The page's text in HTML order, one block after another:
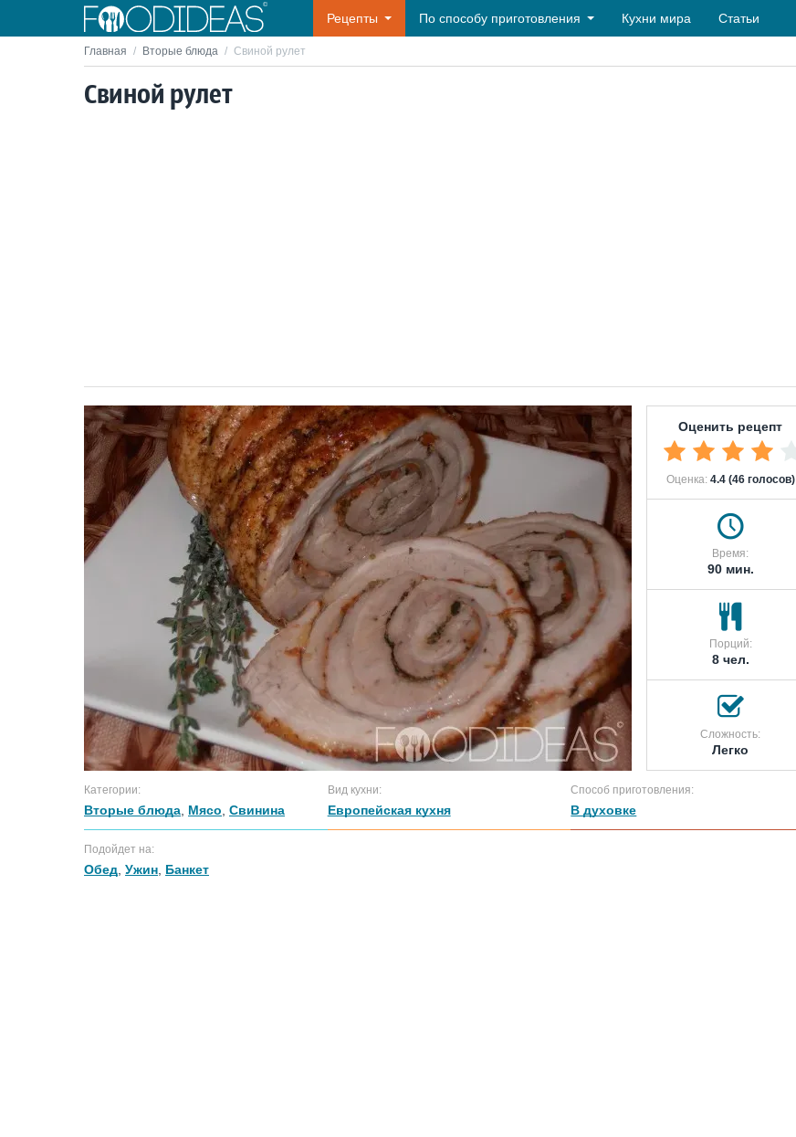
Рецепты По способу приготовления Кухни мира Статьи
Главная / Вторые блюда / Свиной рулет
Свиной рулет
Оценить рецепт
Оценка: 4.4 (46 голосов)
Время:
90 мин.
Порций:
8 чел.
Сложность:
Легко
Категории:
Вторые блюда Мясо Свинина
Вид кухни:
Европейская кухня
Способ приготовления:
В духовке
Подойдет на:
Обед Ужин Банкет